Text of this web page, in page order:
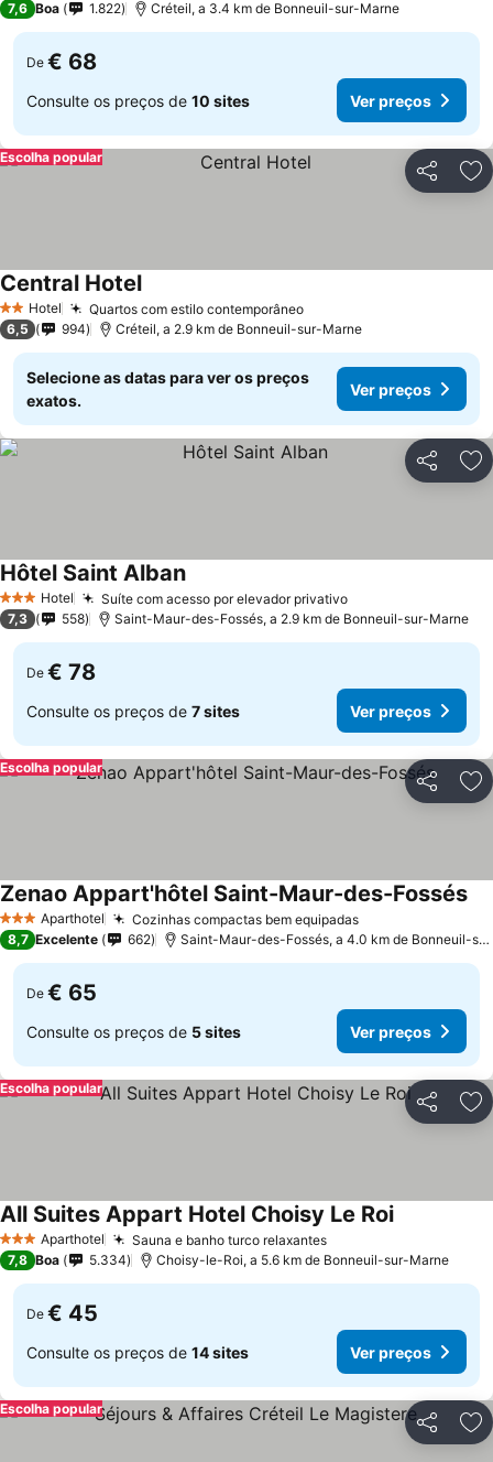
7,6 Boa 1.822 Créteil, a 3.4 km de Bonneuil-sur-Marne
De € 68
Consulte os preços de 10 sites Ver preços
Partilhar
Escolha popular
2 Estrelas
Hotel Quartos com estilo contemporâneoVer preços
Central HotelVer preços
6,5 994 Créteil, a 2.9 km de Bonneuil-sur-Marne
Selecione as datas para ver os preços
exatos.
Ver preços
Partilhar
3 EstrelasHotel Suíte com acesso por elevador privativoVer preços
Hôtel Saint AlbanVer preços
7,3 558 Saint-Maur-des-Fossés, a 2.9 km de Bonneuil-sur-Marne
De € 78
Consulte os preços de 7 sites Ver preços
Partilhar
Escolha popular
3 EstrelasAparthotel Cozinhas compactas bem equipadasVer preços
Zenao Appart'hôtel Saint-Maur-des-Fossés
8,7 Excelente 662 Saint-Maur-des-Fossés, a 4.0 km de Bonneuil-
De € 65
Consulte os preços de 5 sites Ver preços
Partilhar
Escolha popular
3 EstrelasAparthotel Sauna e banho turco relaxantesVer preços
All Suites Appart Hotel Choisy Le RoiVer preços
7,8 Boa 5.334 Choisy-le-Roi, a 5.6 km de Bonneuil-sur-Marne
De € 45
Consulte os preços de 14 sites Ver preços
Partilhar
Escolha popular